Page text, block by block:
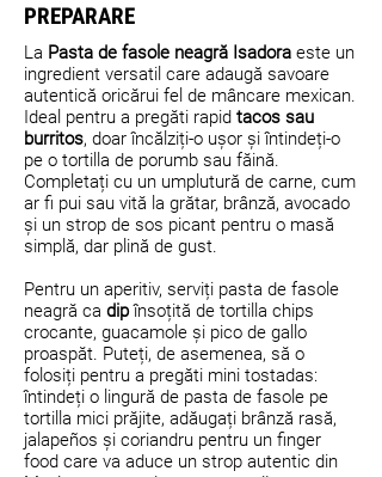
PREPARARE
La Pasta de fasole neagră Isadora este un
ingredient versatil care adaugă savoare
autentică oricărui fel de mâncare mexican.
Ideal pentru a pregăti rapid tacos sau
burritos, doar încălziți-o ușor și întindeți-o
pe o tortilla de porumb sau făină.
Completați cu un umplutură de carne, cum
ar fi pui sau vită la grătar, brânză, avocado
și un strop de sos picant pentru o masă
simplă, dar plină de gust.
Pentru un aperitiv, serviți pasta de fasole
neagră ca dipînsoțită de tortilla chips
crocante, guacamole și pico de gallo
proaspăt. Puteți, de asemenea, să o
folosiți pentru a pregăti mini tostadas:
întindeți o lingură de pasta de fasole pe
tortilla mici prăjite, adăugați brânză rasă,
jalapeños și coriandru pentru un finger
food care va aduce un strop autentic din